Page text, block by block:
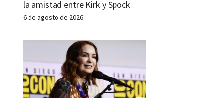
la amistad entre Kirk y Spock
6 de agosto de 2026